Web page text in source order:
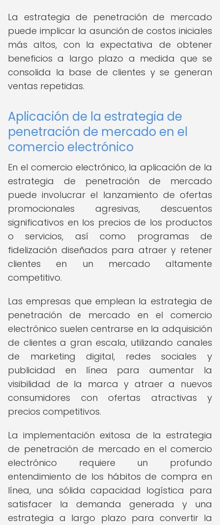
La estrategia de penetración de mercado
puede implicar la asunción de costos iniciales
más altos, con la expectativa de obtener
beneficios a largo plazo a medida que se
consolida la base de clientes y se generan
ventas repetidas.
Aplicación de la estrategia de
penetración de mercado en el
comercio electrónico
En el comercio electrónico, la aplicación de la
estrategia de penetración de mercado
puede involucrar el lanzamiento de ofertas
promocionales agresivas, descuentos
significativos en los precios de los productos
o servicios, así como programas de
fidelización diseñados para atraer y retener
clientes en un mercado altamente
competitivo.
Las empresas que emplean la estrategia de
penetración de mercado en el comercio
electrónico suelen centrarse en la adquisición
de clientes a gran escala, utilizando canales
de marketing digital, redes sociales y
publicidad en línea para aumentar la
visibilidad de la marca y atraer a nuevos
consumidores con ofertas atractivas y
precios competitivos.
La implementación exitosa de la estrategia
de penetración de mercado en el comercio
electrónico requiere un profundo
entendimiento de los hábitos de compra en
línea, una sólida capacidad logística para
satisfacer la demanda generada y una
estrategia a largo plazo para convertir la